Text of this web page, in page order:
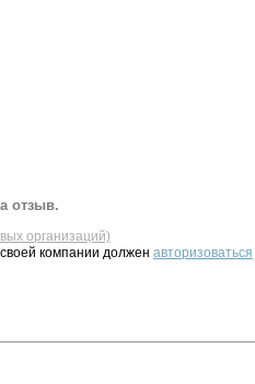
отзыв.
организаций)
компании должен авторизоваться